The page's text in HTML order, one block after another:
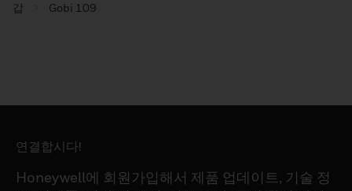
갑
Gobi 109
연결합시다!
Honeywell에 회원가입해서 제품 업데이트, 기술 정